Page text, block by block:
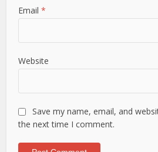
Email*
Website
Save my name, email, and
the next time I comment.